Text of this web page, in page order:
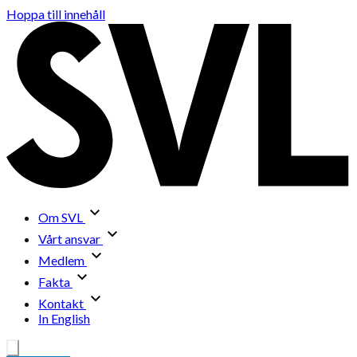
Hoppa till innehåll
Om SVL
Vårt ansvar
Medlem
Fakta
Kontakt
In English